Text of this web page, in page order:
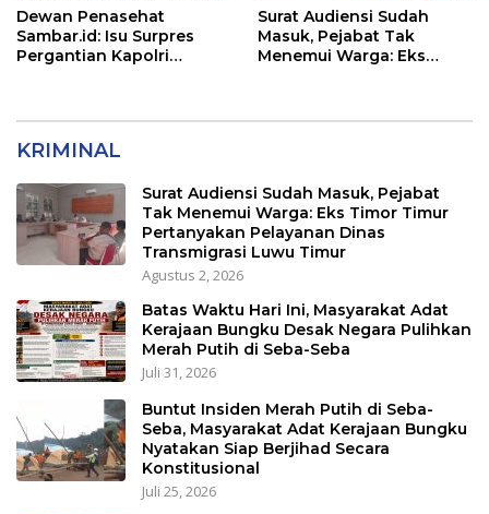
Dewan Penasehat
Sambar.id: Isu Surpres
Pergantian Kapolri
Surat Audiensi Sudah
Masuk, Pejabat Tak
Menemui Warga: Eks
KRIMINAL
Surat Audiensi Sudah Masuk, Pejabat
Tak Menemui Warga: Eks Timor Timur
Pertanyakan Pelayanan Dinas
Transmigrasi Luwu Timur
Agustus 2, 2026
Batas Waktu Hari Ini, Masyarakat Adat
Kerajaan Bungku Desak Negara Pulihkan
Merah Putih di Seba-Seba
Juli 31, 2026
Buntut Insiden Merah Putih di Seba-
Seba, Masyarakat Adat Kerajaan Bungku
Nyatakan Siap Berjihad Secara
Konstitusional
Juli 25, 2026